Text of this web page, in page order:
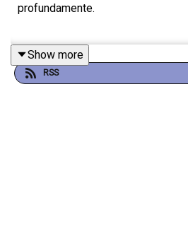
profundamente.
–
Show more
RSS